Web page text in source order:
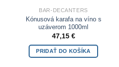
BAR-DECANTERS
Kónusová karafa na víno s
uzáverom 1000ml
47,15 €
PRIDAŤ DO KOŠÍKA